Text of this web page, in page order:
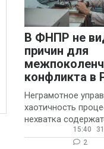
В ФНПР не
причин для
конфликта в
Неграмотное
хаотичность
нехватка
обратной связи от
руководителя
15:40
2